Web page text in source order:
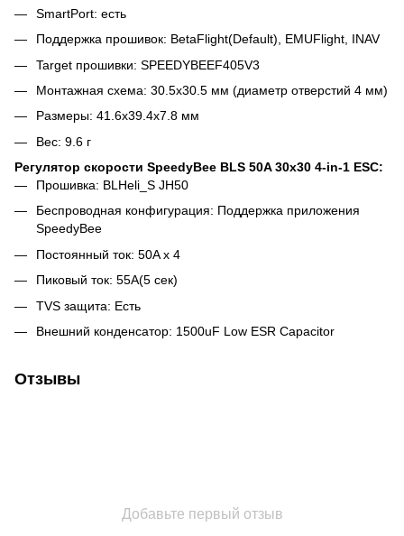
SmartPort: есть
Поддержка прошивок: BetaFlight(Default), EMUFlight, INAV
Target прошивки: SPEEDYBEEF405V3
Монтажная схема: 30.5x30.5 мм (диаметр отверстий 4 мм)
Размеры: 41.6x39.4x7.8 мм
Вес: 9.6 г
Регулятор скорости SpeedyBee BLS 50A 30x30 4-in-1 ESC:
Прошивка: BLHeli_S JH50
Беспроводная конфигурация: Поддержка приложения
SpeedyBee
Постоянный ток: 50A x 4
Пиковый ток: 55A(5 сек)
TVS защита: Есть
Внешний конденсатор: 1500uF Low ESR Capacitor
Отзывы
Добавьте первый отзыв